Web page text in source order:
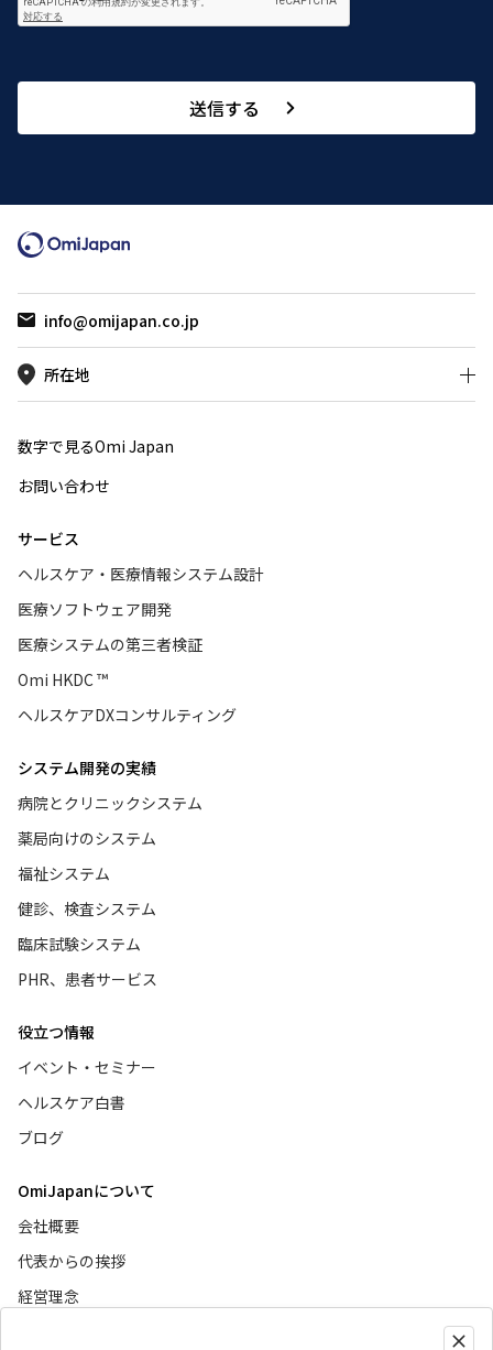
送信する
info@omijapan.co.jp
所在地
数字で見るOmi Japan
お問い合わせ
サービス
ヘルスケア・医療情報システム設計
医療ソフトウェア開発
医療システムの第三者検証
Omi HKDC ™
ヘルスケアDXコンサルティング
システム開発の実績
病院とクリニックシステム
薬局向けのシステム
福祉システム
健診、検査システム
臨床試験システム
PHR、患者サービス
役立つ情報
イベント・セミナー
ヘルスケア白書
ブログ
OmiJapanについて
会社概要
代表からの挨拶
経営理念